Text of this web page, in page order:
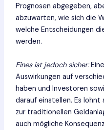
Prognosen abgegeben,
abzuwarten, wie sich die
welche Entscheidungen
werden.
Eines ist jedoch sicher:
Auswirkungen auf
haben und Investoren
darauf einstellen. Es
zur traditionellen
auch mögliche